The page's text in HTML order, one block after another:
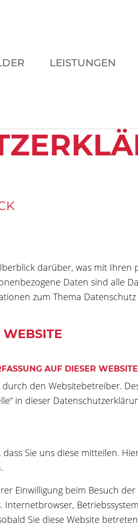
LEISTUNGEN
darüber, was mit Ihren
Daten sind alle
zum Thema
WEBSITE
AUF DIESER
den Websitebetreiber.
in dieser
Sie uns diese mitteilen.
Einwilligung beim Besuch der
Internetbrowser,
Sie diese Website